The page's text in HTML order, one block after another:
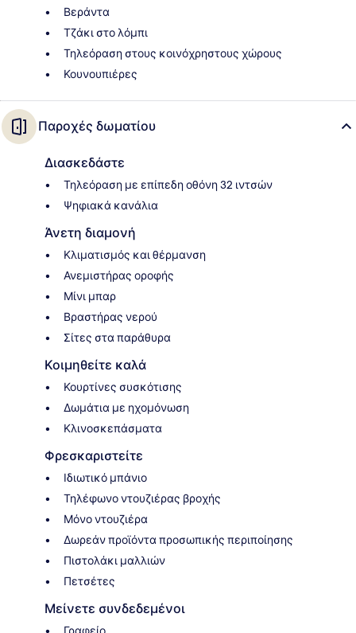
Βεράντα
Τζάκι στο λόμπι
Τηλεόραση στους κοινόχρηστους χώρους
Κουνουπιέρες
Παροχές δωματίου
Διασκεδάστε
Τηλεόραση με επίπεδη οθόνη 32 ιντσών
Ψηφιακά κανάλια
Άνετη διαμονή
Κλιματισμός και θέρμανση
Ανεμιστήρας οροφής
Μίνι μπαρ
Βραστήρας νερού
Σίτες στα παράθυρα
Κοιμηθείτε καλά
Κουρτίνες συσκότισης
Δωμάτια με ηχομόνωση
Κλινοσκεπάσματα
Φρεσκαριστείτε
Ιδιωτικό μπάνιο
Τηλέφωνο ντουζιέρας βροχής
Μόνο ντουζιέρα
Δωρεάν προϊόντα προσωπικής περιποίησης
Πιστολάκι μαλλιών
Πετσέτες
Μείνετε συνδεδεμένοι